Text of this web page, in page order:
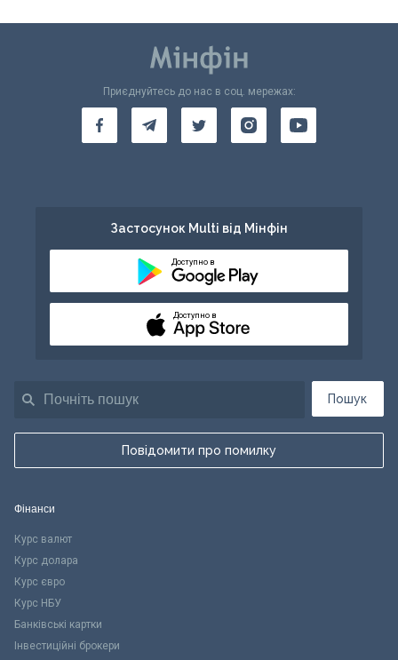
Пошук
Повідомити про помилку
Приєднуйтесь до нас в соц. мережах:
Застосунок Multi від Мінфін
Доступно в
Доступно в
Фінанси
Курс валют
Курс долара
Курс євро
Курс НБУ
Банківські картки
Інвестиційні брокери